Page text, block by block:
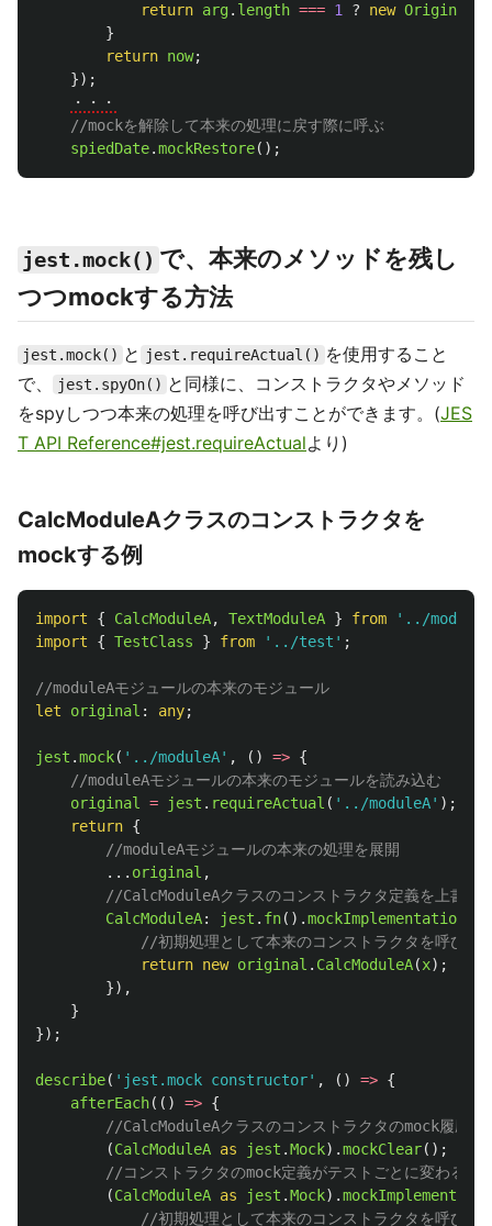
return arg. length === 1 ? new
}
return now;
});
・・・
//mockを解除して本来の処理に戻す際に呼ぶ
spiedDate.mockRestore();
jest.mock() で、本来のメソッドを残し
つつmockする方法
jest.mock() と jest.requireActual() を使用すること
で、
jest.spyOn() と同様に、コンストラクタやメソッド
をspyしつつ本来の処理を呼び出すことができます。(JES
T API Reference#jest.requireActualより)
CalcModuleAクラスのコンストラクタを
mockする例
import { CalcModuleA, TextModuleA } from ' ../moduleA
import
{ TestClass } from ' ../test ' ;
//moduleAモジュールの本来のモジュール
let
original : any;
jest .mock( ' ../moduleA' , () => {
//moduleAモジュールの本来のモジュールを読み込む
original
= jest . requireActual ( ' ../moduleA' );
return {
//moduleAモジュールの本来の処理を展開
... original ,
//CalcModuleAクラスのコンストラクタ定義を上書き
CalcModuleA: jest . fn().mockImplementation
//初期処理として本来のコンストラクタを呼び出
return new original . CalcModuleA(x);
}),
}
});
describe( ' jest.mock constructor' , () => {
afterEach(() => {
//CalcModuleAクラスのコンストラクタのmock履歴を
(CalcModuleA as jest .Mock).mockClear();
//コンストラクタのmock定義がテストごとに変わる場
(CalcModuleA as jest .Mock).
//初期処理として本来のコンストラクタを呼び出